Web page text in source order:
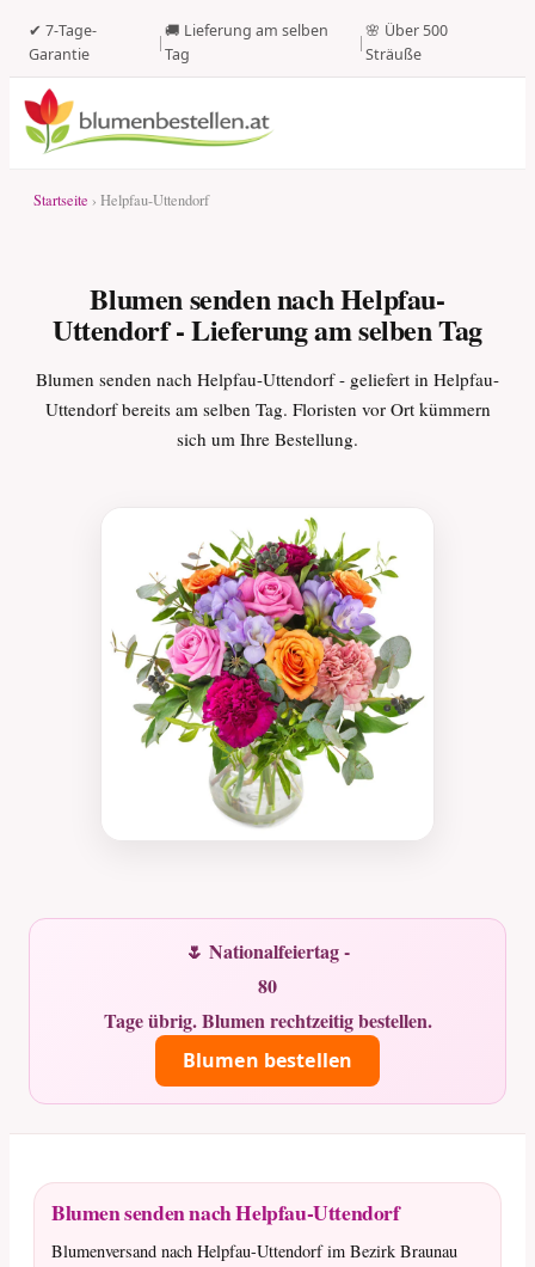
✔ 7-Tage-
Garantie
|
🚚 Lieferung am selben
Tag
|
🌸 Über 500
Sträuße
Startseite › Helpfau-Uttendorf
Blumen senden nach Helpfau-
Uttendorf - Lieferung am selben Tag
Blumen senden nach Helpfau-Uttendorf - geliefert in Helpfau-
Uttendorf bereits am selben Tag. Floristen vor Ort kümmern
sich um Ihre Bestellung.
🌷 Nationalfeiertag -
80
Tage übrig. Blumen rechtzeitig bestellen.
Blumen bestellen
Blumen senden nach Helpfau-Uttendorf
Blumenversand nach Helpfau-Uttendorf im Bezirk Braunau